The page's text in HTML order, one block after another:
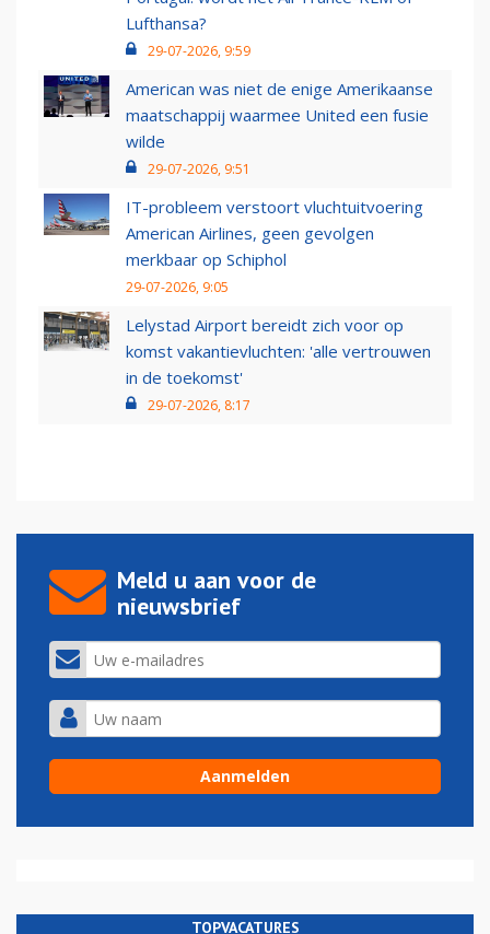
Lufthansa?
29-07-2026, 9:59
American was niet de enige Amerikaanse
maatschappij waarmee United een fusie
wilde
29-07-2026, 9:51
IT-probleem verstoort vluchtuitvoering
American Airlines, geen gevolgen
merkbaar op Schiphol
29-07-2026, 9:05
Lelystad Airport bereidt zich voor op
komst vakantievluchten: 'alle vertrouwen
in de toekomst'
29-07-2026, 8:17
Meld u aan voor de
nieuwsbrief
TOPVACATURES